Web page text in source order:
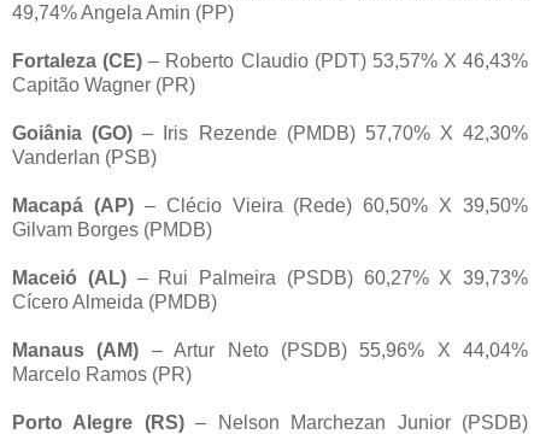
49,74% Angela Amin (PP)
Fortaleza (CE) – Roberto Claudio (PDT) 53,57% X 46,43%
Capitão Wagner (PR)
Goiânia (GO)– Iris Rezende (PMDB) 57,70% X 42,30%
Vanderlan (PSB)
Macapá (AP) – Clécio Vieira (Rede) 60,50% X 39,50%
Gilvam Borges (PMDB)
Maceió (AL) – Rui Palmeira (PSDB) 60,27% X 39,73%
Cícero Almeida (PMDB)
Manaus (AM) – Artur Neto (PSDB) 55,96% X 44,04%
Marcelo Ramos (PR)
Porto Alegre (RS)– Nelson Marchezan Junior (PSDB)